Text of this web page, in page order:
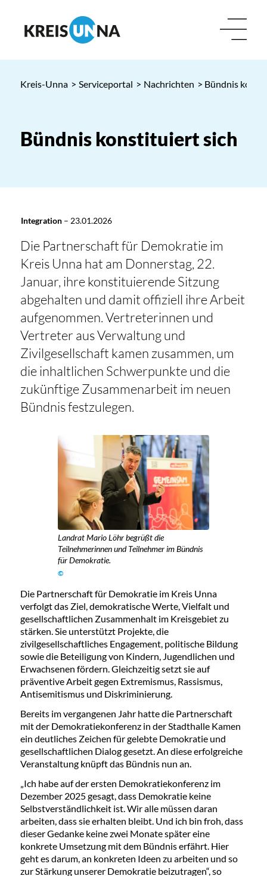
Kreis-Unna > Serviceportal > Nachrichten > Bündnis
Bündnis konstituiert sich
Integration– 23.01.2026
Die Partnerschaft für Demokratie im
Kreis Unna hat am Donnerstag, 22.
Januar, ihre konstituierende Sitzung
abgehalten und damit offiziell ihre Arbeit
aufgenommen. Vertreterinnen und
Vertreter aus Verwaltung und
Zivilgesellschaft kamen zusammen, um
die inhaltlichen Schwerpunkte und die
zukünftige Zusammenarbeit im neuen
Bündnis festzulegen.
Landrat Mario Löhr begrüßt die
Teilnehmerinnen und Teilnehmer im Bündnis
für Demokratie.
©
Die Partnerschaft für Demokratie im Kreis Unna
verfolgt das Ziel, demokratische Werte, Vielfalt und
gesellschaftlichen Zusammenhalt im Kreisgebiet zu
stärken. Sie unterstützt Projekte, die
zivilgesellschaftliches Engagement, politische Bildung
sowie die Beteiligung von Kindern, Jugendlichen und
Erwachsenen fördern. Gleichzeitig setzt sie auf
präventive Arbeit gegen Extremismus, Rassismus,
Antisemitismus und Diskriminierung.
Bereits im vergangenen Jahr hatte die Partnerschaft
mit der Demokratiekonferenz in der Stadthalle Kamen
ein deutliches Zeichen für gelebte Demokratie und
gesellschaftlichen Dialog gesetzt. An diese erfolgreiche
Veranstaltung knüpft das Bündnis nun an.
„Ich habe auf der ersten Demokratiekonferenz im
Dezember 2025 gesagt, dass Demokratie keine
Selbstverständlichkeit ist. Wir alle müssen daran
arbeiten, dass sie erhalten bleibt. Und ich bin froh, dass
dieser Gedanke keine zwei Monate später eine
konkrete Umsetzung mit dem Bündnis erfährt. Hier
geht es darum, an konkreten Ideen zu arbeiten und so
zur Stärkung unserer Demokratie beizutragen“, so